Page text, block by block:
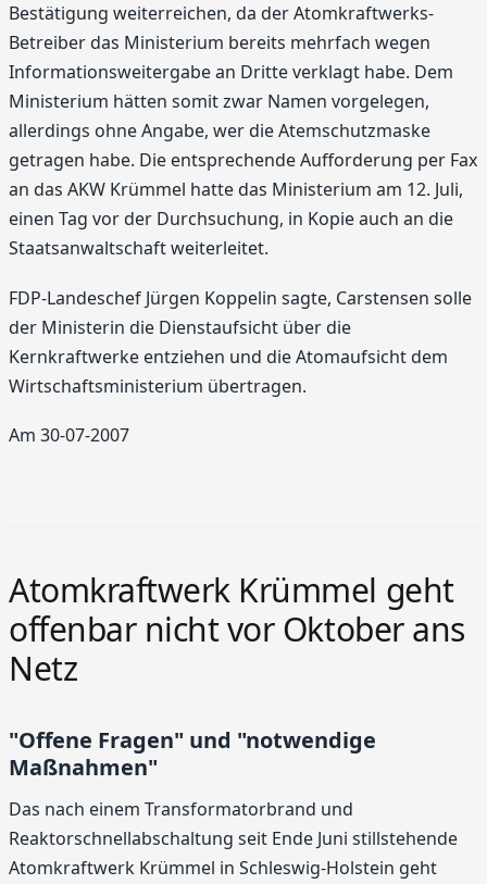
Bestätigung weiterreichen, da der Atomkraftwerks-
Betreiber das Ministerium bereits mehrfach wegen
Informationsweitergabe an Dritte verklagt habe. Dem
Ministerium hätten somit zwar Namen vorgelegen,
allerdings ohne Angabe, wer die Atemschutzmaske
getragen habe. Die entsprechende Aufforderung per Fax
an das AKW Krümmel hatte das Ministerium am 12. Juli,
einen Tag vor der Durchsuchung, in Kopie auch an die
Staatsanwaltschaft weiterleitet.
FDP-Landeschef Jürgen Koppelin sagte, Carstensen solle
der Ministerin die Dienstaufsicht über die
Kernkraftwerke entziehen und die Atomaufsicht dem
Wirtschaftsministerium übertragen.
Am 30-07-2007
Atomkraftwerk Krümmel geht
offenbar nicht vor Oktober ans
Netz
"Offene Fragen" und "notwendige
Maßnahmen"
Das nach einem Transformatorbrand und
Reaktorschnellabschaltung seit Ende Juni stillstehende
Atomkraftwerk Krümmel in Schleswig-Holstein geht